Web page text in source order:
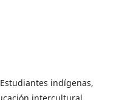
indígenas,